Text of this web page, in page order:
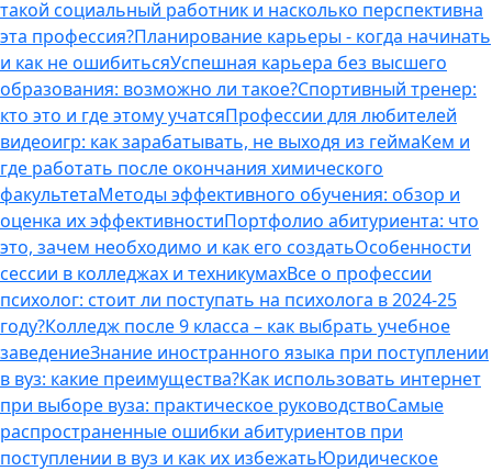
такой социальный работник и насколько перспективна
эта профессия?Планирование карьеры - когда начинать
и как не ошибитьсяУспешная карьера без высшего
образования: возможно ли такое?Спортивный тренер:
кто это и где этому учатсяПрофессии для любителей
видеоигр: как зарабатывать, не выходя из геймаКем и
где работать после окончания химического
факультетаМетоды эффективного обучения: обзор и
оценка их эффективностиПортфолио абитуриента: что
это, зачем необходимо и как его создатьОсобенности
сессии в колледжах и техникумахВсе о профессии
психолог: стоит ли поступать на психолога в 2024-25
году?Колледж после 9 класса – как выбрать учебное
заведениеЗнание иностранного языка при поступлении
в вуз: какие преимущества?Как использовать интернет
при выборе вуза: практическое руководствоСамые
распространенные ошибки абитуриентов при
поступлении в вуз и как их избежатьЮридическое